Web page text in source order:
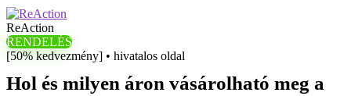
ReAction
RENDELÉS
[50% kedvezmény] • hivatalos oldal
Hol és milyen áron vásárolható meg a